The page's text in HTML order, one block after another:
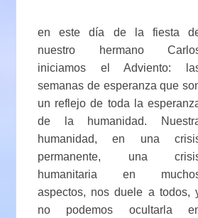
en este día de la fiesta
nuestro hermano
iniciamos el Adviento:
semanas de esperanza que
un reflejo de toda la
de la humanidad.
humanidad, en una
permanente, una
humanitaria en
aspectos, nos duele a todos,
no podemos ocultarla